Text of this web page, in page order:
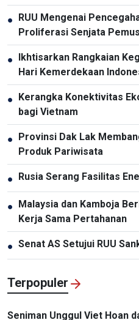
Pemberantasan
● RUU Mengenai
Proliferasi Senjata
Pencegahan dan
Internasional oleh
● Ikhtisarkan Rangkaian
Hari Kemerdekaan
● Kerangka Konektivitas
bagi Vietnam
● Provinsi Dak Lak
Produk Pariwisata
● Rusia Serang Fasilitas
● Malaysia dan Kamboja
Kerja Sama Pertahanan
● Senat AS Setujui RUU
Terpopuler
Seniman Unggul Viet Hoan